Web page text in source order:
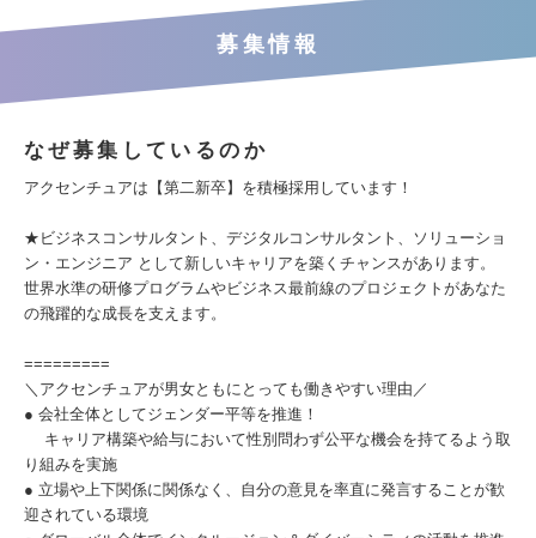
募集情報
なぜ募集しているのか
アクセンチュアは【第二新卒】を積極採用しています！
★ビジネスコンサルタント、デジタルコンサルタント、ソリューショ
ン・エンジニア として新しいキャリアを築くチャンスがあります。
世界水準の研修プログラムやビジネス最前線のプロジェクトがあなた
の飛躍的な成長を支えます。
=========
＼アクセンチュアが男女ともにとっても働きやすい理由／
● 会社全体としてジェンダー平等を推進！
キャリア構築や給与において性別問わず公平な機会を持てるよう取
り組みを実施
● 立場や上下関係に関係なく、自分の意見を率直に発言することが歓
迎されている環境